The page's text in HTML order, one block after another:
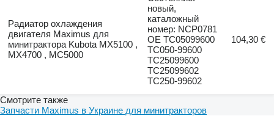
Радиатор охлаждения
двигателя Maximus для
минитрактора Kubota MX5100 ,
MX4700 , MC5000
новый,
каталожный
номер: NCP0781
OE TC05099600
TC050-99600
TC25099600
TC25099602
TC250-99602
104,30 €
Смотрите также
Запчасти Maximus в Украине для минитракторов